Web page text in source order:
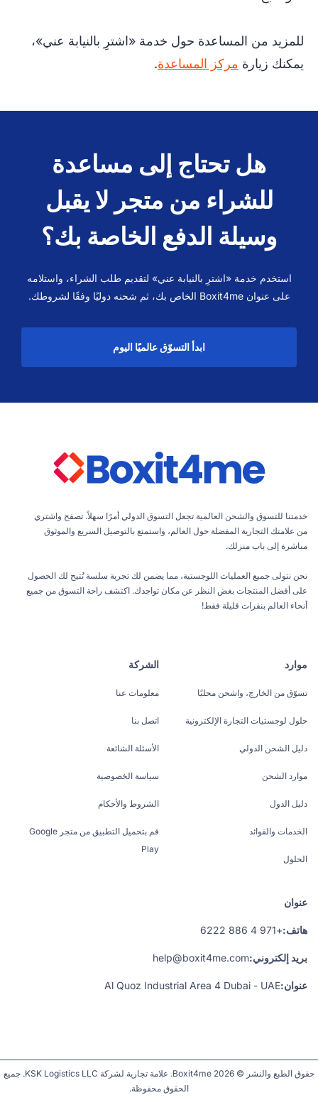
للمزيد من المساعدة حول خدمة «اشترِ بالنيابة عني»،
يمكنك زيارة مركز المساعدة.
هل تحتاج إلى مساعدة
للشراء من متجر لا يقبل
وسيلة الدفع الخاصة بك؟
استخدم خدمة «اشترِ بالنيابة عني» لتقديم طلب الشراء، واستلامه
على عنوان Boxit4me الخاص بك، ثم شحنه دوليًا وفقًا لشروطك.
ابدأ التسوّق عالميًا اليوم
خدمتنا للتسوق والشحن العالمية تجعل التسوق الدولي أمرًا سهلاً. تصفح واشتري
من علامتك التجارية المفضلة حول العالم، واستمتع بالتوصيل السريع والموثوق
مباشرة إلى باب منزلك.
نحن نتولى جميع العمليات اللوجستية، مما يضمن لك تجربة سلسة تُتيح لك الحصول
على أفضل المنتجات بغض النظر عن مكان تواجدك. اكتشف راحة التسوق من جميع
أنحاء العالم بنقرات قليلة فقط!
موارد
تسوّق من الخارج، واشحن محليًا
حلول لوجستيات التجارة الإلكترونية
دليل الشحن الدولي
موارد الشحن
دليل الدول
الخدمات والفوائد
الحلول
الشركة
معلومات عنا
اتصل بنا
الأسئلة الشائعة
سياسة الخصوصية
الشروط والأحكام
قم بتحميل التطبيق من متجر Google
Play
عنوان
هاتف:+971 4 886 6222
بريد إلكتروني:help@boxit4me.com
عنوان:Al Quoz Industrial Area 4 Dubai - UAE
حقوق الطبع والنشر © 2026 Boxit4me. علامة تجارية لشركة KSK Logistics LLC. جميع
الحقوق محفوظة.